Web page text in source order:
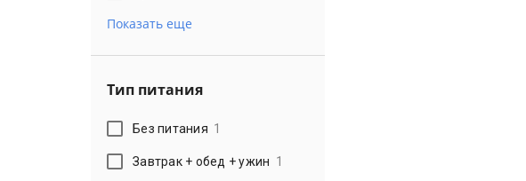
Показать еще
Тип питания
Без питания 1
Завтрак + обед + ужин 1